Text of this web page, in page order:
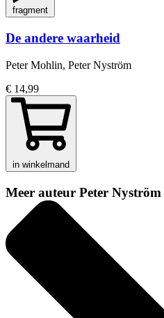
fragment
De andere waarheid
Peter Mohlin, Peter Nyström
€ 14,99
in winkelmand
Meer auteur Peter Nyström